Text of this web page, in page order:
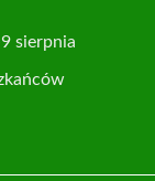
sierpnia